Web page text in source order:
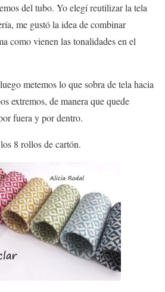
del tubo. Yo elegí reutilizar la tela
me gustó la idea de combinar
como vienen las tonalidades en el
metemos lo que sobra de tela hacia
extremos, de manera que quede
fuera y por dentro.
8 rollos de cartón.